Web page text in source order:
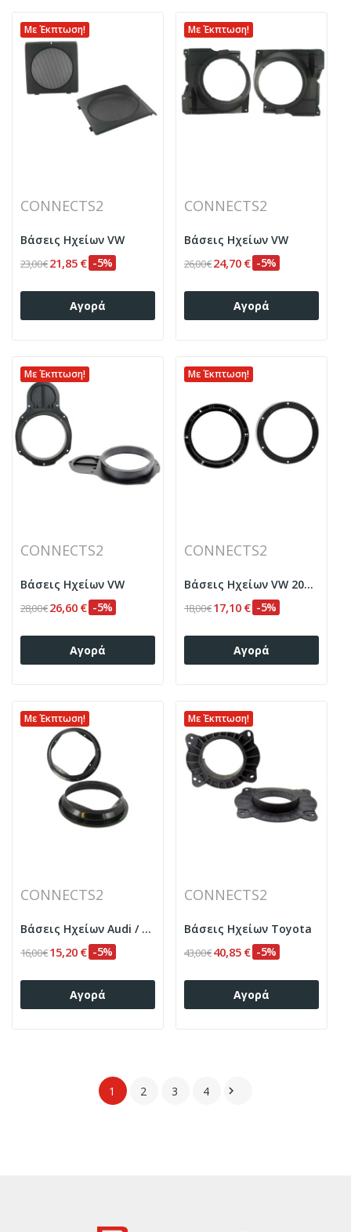
Με Έκπτωση!
CONNECTS2
Βάσεις Ηχείων VW
23,00 €21,85 € -5%
Αγορά
Με Έκπτωση!
CONNECTS2
Βάσεις Ηχείων VW
26,00 €24,70 € -5%
Αγορά
Με Έκπτωση!
CONNECTS2
Βάσεις Ηχείων VW
28,00 €26,60 € -5%
Αγορά
Με Έκπτωση!
CONNECTS2
Βάσεις Ηχείων VW 200mm
18,00 €17,10 € -5%
Αγορά
Με Έκπτωση!
CONNECTS2
Βάσεις Ηχείων Audi / Seat / Skoda / VW 200mm
16,00 €15,20 € -5%
Αγορά
Με Έκπτωση!
CONNECTS2
Βάσεις Ηχείων Toyota
43,00 €40,85 € -5%
Αγορά
1 2 3 4 